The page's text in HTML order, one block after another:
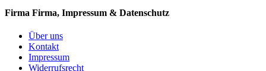
Firma Firma, Impressum & Datenschutz
Über uns
Kontakt
Impressum
Widerrufsrecht